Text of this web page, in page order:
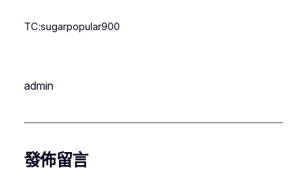
TC:sugarpopular900
admin
發佈留言